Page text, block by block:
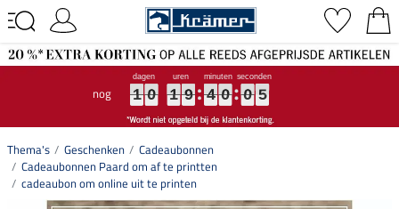
nog 1
1
1
1 0
0
0
0 1
1
1
1 9
9
9
9 4
4
4
4 0
0
0
0 0
0
0
0 4
5
4
5
Thema's Geschenken
Cadeaubonnen
Cadeaubonnen Paard om af te printten
cadeaubon om online uit te printen